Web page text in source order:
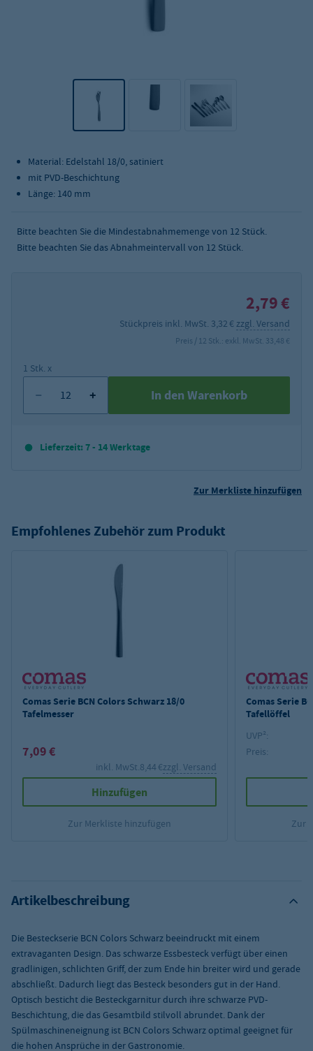
Material: Edelstahl 18/0, satiniert
mit PVD-Beschichtung
Länge: 140 mm
Bitte beachten Sie die Mindestabnahmemenge von 12 Stück.
Bitte beachten Sie das Abnahmeintervall von 12 Stück.
2,79 €
Stückpreis inkl. MwSt. 3,32 € zzgl. Versand
Preis / 12 Stk.: exkl. MwSt. 33,48 €
1 Stk. x
In den Warenkorb
Lieferzeit: 7 - 14 Werktage
Zur Merkliste hinzufügen
Empfohlenes Zubehör zum Produkt
Comas Serie BCN Colors Schwarz 18/0
Tafelmesser
7,09 €
inkl. MwSt.8,44 €zzgl. Versand
Hinzufügen
Zur Merkliste hinzufügen
Comas Serie
Tafellöffel
UVP²:
Preis:
Zur
Artikelbeschreibung
Die Besteckserie BCN Colors Schwarz beeindruckt mit einem
extravaganten Design. Das schwarze Essbesteck verfügt über einen
gradlinigen, schlichten Griff, der zum Ende hin breiter wird und gerade
abschließt. Dadurch liegt das Besteck besonders gut in der Hand.
Optisch besticht die Besteckgarnitur durch ihre schwarze PVD-
Beschichtung, die das Gesamtbild stilvoll abrundet. Dank der
Spülmaschineneignung ist BCN Colors Schwarz optimal geeignet für
die hohen Ansprüche in der Gastronomie.